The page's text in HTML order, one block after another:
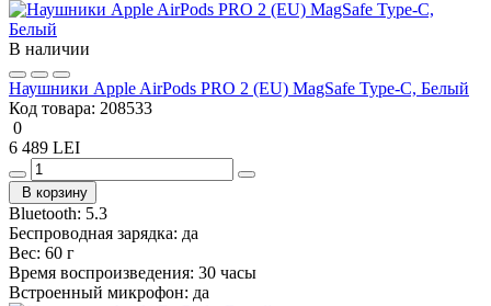
В наличии
Наушники Apple AirPods PRO 2 (EU) MagSafe Type-C, Белый
Код товара: 208533
0
6 489 LEI
В корзину
Bluetooth: 5.3
Беспроводная зарядка: да
Вес: 60 г
Время воспроизведения: 30 часы
Встроенный микрофон: да